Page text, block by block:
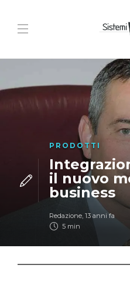
PRODOTTI
il nuovo
business
Redazione, 13 anni fa
5 min